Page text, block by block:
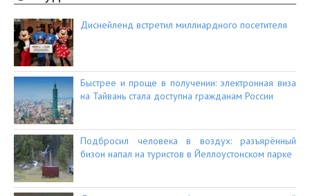
Диснейленд встретил миллиардного посетителя
Быстрее и проще в получении: электронная виза
на Тайвань стала доступна гражданам России
Подбросил человека в воздух: разъярённый
бизон напал на туристов в Йеллоустонском парке